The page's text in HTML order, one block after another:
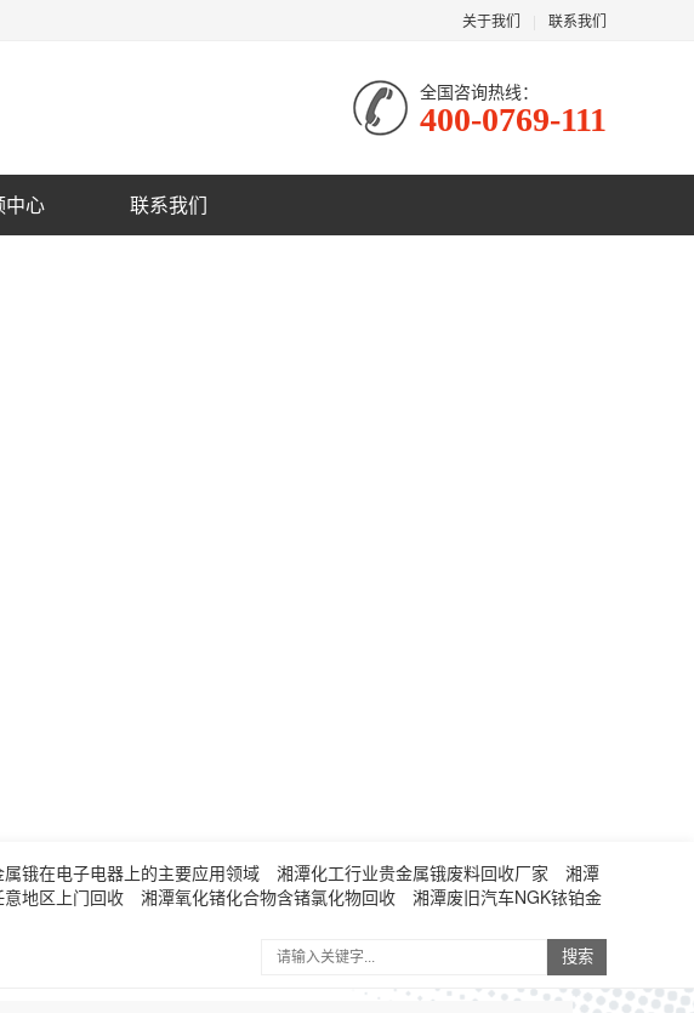
关于我们 联系我们
全国咨询热线：
400-0769-111
中心 联系我们
锇在电子电器上的主要应用领域 湘潭化工行业贵金属锇废料回收厂家
湘潭
地区上门回收 湘潭氧化锗化合物含锗氯化物回收
湘潭废旧汽车NGK铱铂金
搜索